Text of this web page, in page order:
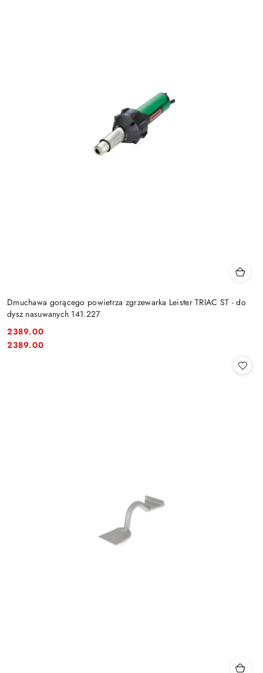
Dmuchawa gorącego powietrza zgrzewarka Leister TRIAC ST - do
dysz nasuwanych 141.227
Cena:
2389.00
Cena:
2389.00